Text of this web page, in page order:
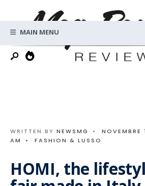
contentMAIN MENU
WRITTEN BY NEWSMG • NOVEMBRE
AM
• FASHION & LUSSO
HOMI, the